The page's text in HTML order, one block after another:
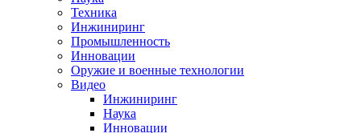
Техника
Инжиниринг
Промышленность
Инновации
Оружие и военные технологии
Видео
Инжиниринг
Наука
Инновации